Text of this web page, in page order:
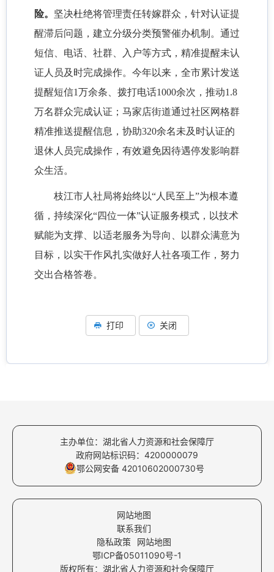
险。 坚决杜绝将管理责任转嫁群众，针对认证提
醒滞后问题，建立分级分类预警催办机制。通过
短信、电话、社群、入户等方式，精准提醒未认
证人员及时完成操作。今年以来，全市累计发送
提醒短信1万余条、拨打电话1000余次，推动1.8
万名群众完成认证；马家店街道通过社区网格群
精准推送提醒信息，协助320余名未及时认证的
退休人员完成操作，有效避免因待遇停发影响群
众生活。
枝江市人社局将始终以“人民至上”为根本遵
循，持续深化“四位一体”认证服务模式，以技术
赋能为支撑、以适老服务为导向、以群众满意为
目标，以实干作风扎实做好人社各项工作，努力
交出合格答卷。
打印 关闭
主办单位：湖北省人力资源和社会保障厅
政府网站标识码：4200000079
鄂公网安备 42010602000730号
网站地图
联系我们
隐私政策
网站地图
鄂ICP备05011090号-1
版权所有：湖北省人力资源和社会保障厅